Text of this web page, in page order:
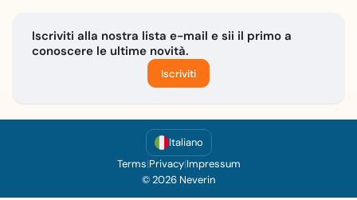
Iscriviti alla nostra lista e-mail e sii il primo a
conoscere le ultime novità.
Iscriviti
Italiano
Terms|Privacy|Impressum
© 2026 Neverin